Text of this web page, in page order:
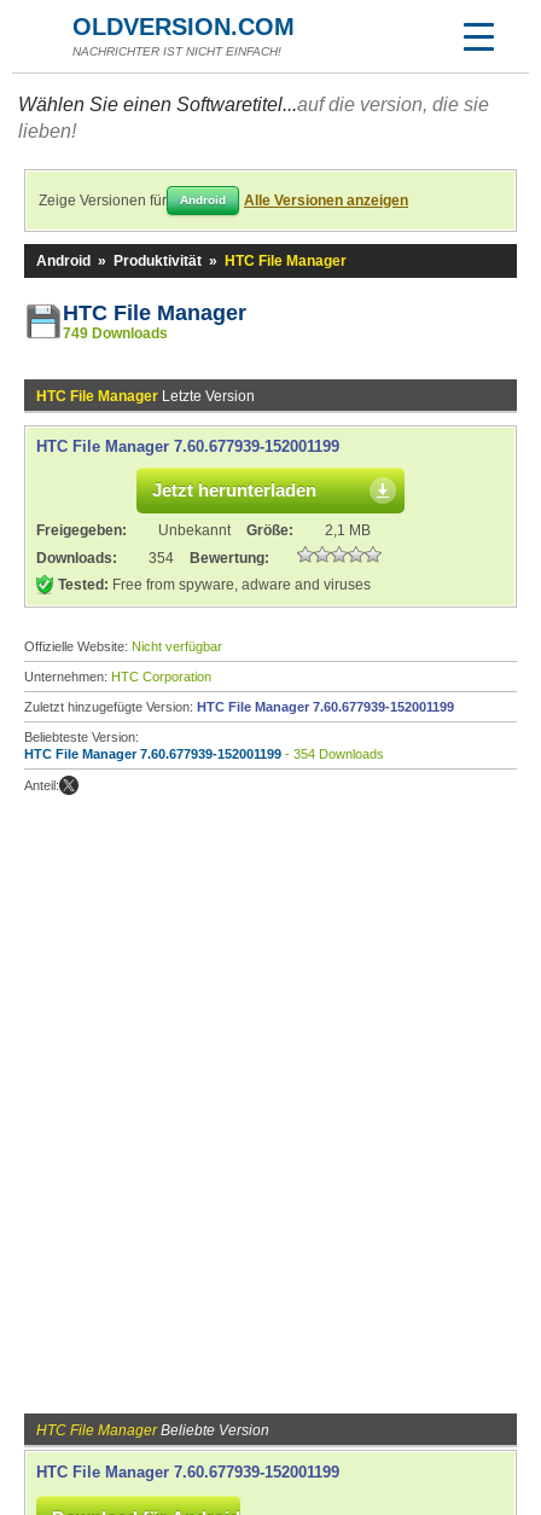
OLDVERSION.COM
NACHRICHTER IST NICHT EINFACH!
Wählen Sie einen Softwaretitel...auf die version, die sie
lieben!
Zeige Versionen für Android Alle Versionen anzeigen
Android » Produktivität » HTC File Manager
HTC File Manager
749 Downloads
HTC File Manager Letzte Version
HTC File Manager 7.60.677939-152001199
Jetzt herunterladen
Freigegeben: Unbekannt Größe:
2,1 MB
Downloads:
354
Bewertung:
Tested: Free from spyware, adware and viruses
Offizielle Website: Nicht verfügbar
Unternehmen: HTC Corporation
Zuletzt hinzugefügte Version: HTC File Manager 7.60.677939-152001199
Beliebteste Version:
HTC File Manager 7.60.677939-152001199 - 354 Downloads
Anteil:
HTC File ManagerBeliebte Version
HTC File Manager 7.60.677939-152001199